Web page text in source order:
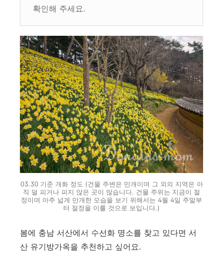
확인해 주세요.
03.30 기준 개화 정도 (건물 주변은 만개이며 그 외의 지역은 아
직 덜 피거나 피지 않은 곳이 많습니다. 건물 주위는 지금이 절
정이며 아주 넓게 만개한 모습을 보기 위해서는 4월 4일 주말부
터 절정을 이룰 것으로 보입니다.)
봄에 충남 서산에서 수선화 명소를 찾고 있다면 서
산 유기방가옥을 추천하고 싶어요.